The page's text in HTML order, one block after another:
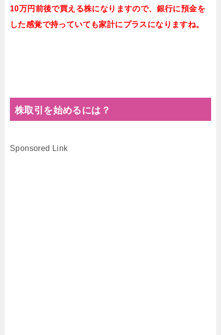
10万円前後で買える株になりますので、銀行に預金を
した感覚で持っていても家計にプラスになりますね。
株取引を始めるには？
Sponsored Link